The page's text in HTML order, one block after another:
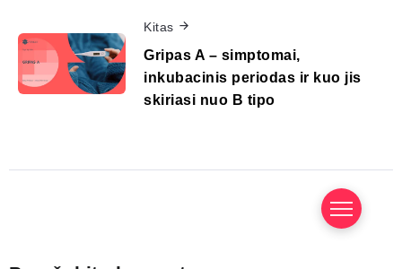
Kitas
Gripas A – simptomai,
inkubacinis periodas ir kuo jis
skiriasi nuo B tipo